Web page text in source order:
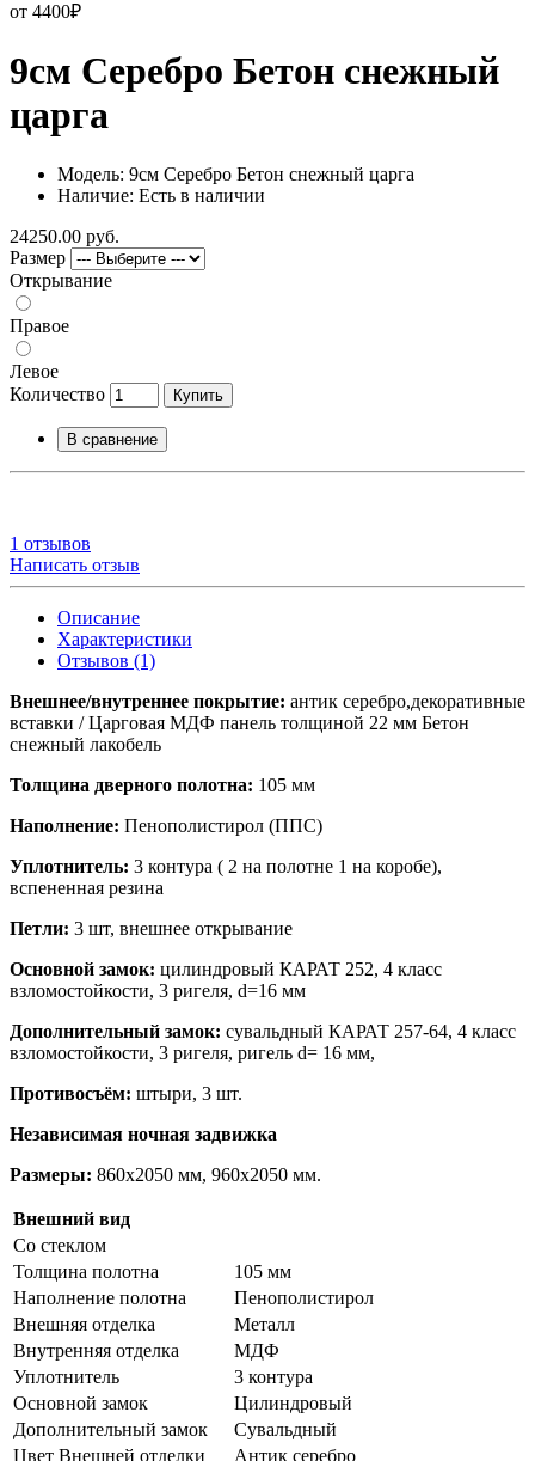
от 4400₽
9см Серебро Бетон снежный
царга
Модель: 9см Серебро Бетон снежный царга
Наличие: Есть в наличии
24250.00 руб.
Размер
Открывание
Правое
Левое
Количество
Купить
В сравнение
1 отзывов
Написать отзыв
Описание
Характеристики
Отзывов (1)
Внешнее/внутреннее покрытие: антик серебро,декоративные
вставки / Царговая МДФ панель толщиной 22 мм Бетон
снежный лакобель
Толщина дверного полотна: 105 мм
Наполнение: Пенополистирол (ППС)
Уплотнитель: 3 контура ( 2 на полотне 1 на коробе),
вспененная резина
Петли: 3 шт, внешнее открывание
Основной замок: цилиндровый КАРАТ 252, 4 класс
взломостойкости, 3 ригеля, d=16 мм
Дополнительный замок: сувальдный КАРАТ 257-64, 4 класс
взломостойкости, 3 ригеля, ригель d= 16 мм,
Противосъём: штыри, 3 шт.
Независимая ночная задвижка
Размеры: 860х2050 мм, 960х2050 мм.
Внешний вид
Со стеклом
Толщина полотна
105 мм
Наполнение полотна
Пенополистирол
Внешняя отделка
Металл
Внутренняя отделка
МДФ
Уплотнитель
3 контура
Основной замок
Цилиндровый
Дополнительный замок
Сувальдный
Цвет Внешней отделки
Антик серебро